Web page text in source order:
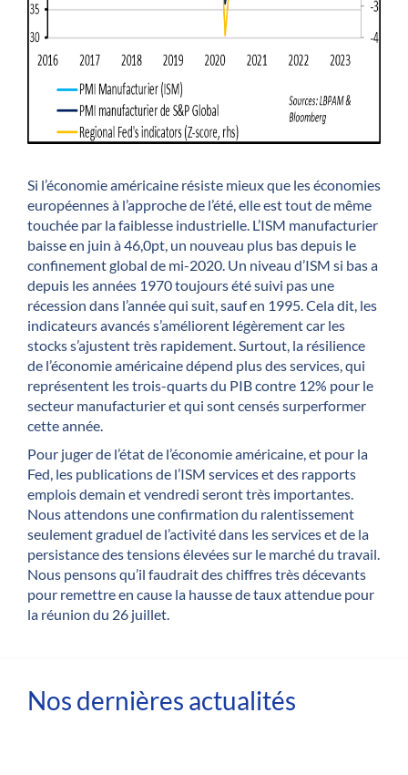
Si l’économie américaine résiste mieux que les économies
européennes à l’approche de l’été, elle est tout de même
touchée par la faiblesse industrielle. L’ISM manufacturier
baisse en juin à 46,0pt, un nouveau plus bas depuis le
confinement global de mi-2020. Un niveau d’ISM si bas a
depuis les années 1970 toujours été suivi pas une
récession dans l’année qui suit, sauf en 1995. Cela dit, les
indicateurs avancés s’améliorent légèrement car les
stocks s’ajustent très rapidement. Surtout, la résilience
de l’économie américaine dépend plus des services, qui
représentent les trois-quarts du PIB contre 12% pour le
secteur manufacturier et qui sont censés surperformer
cette année.
Pour juger de l’état de l’économie américaine, et pour la
Fed, les publications de l’ISM services et des rapports
emplois demain et vendredi seront très importantes.
Nous attendons une confirmation du ralentissement
seulement graduel de l’activité dans les services et de la
persistance des tensions élevées sur le marché du travail.
Nous pensons qu’il faudrait des chiffres très décevants
pour remettre en cause la hausse de taux attendue pour
la réunion du 26 juillet.
Nos dernières actualités